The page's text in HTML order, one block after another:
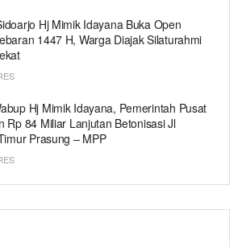
Hj Mimik Idayana Buka Open
1447 H, Warga Diajak Silaturahmi
Hj Mimik Idayana, Pemerintah Pusat
Rp 84 Miliar Lanjutan Betonisasi Jl
Prasung – MPP